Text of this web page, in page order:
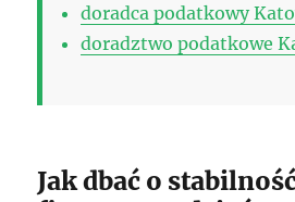
doradca podatkowy
doradztwo podatkowe
Jak dbać o